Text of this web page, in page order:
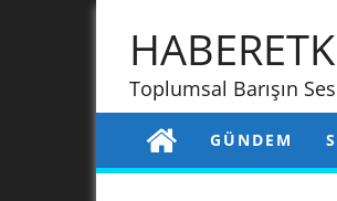
Toplumsal Barışın
GÜNDEM